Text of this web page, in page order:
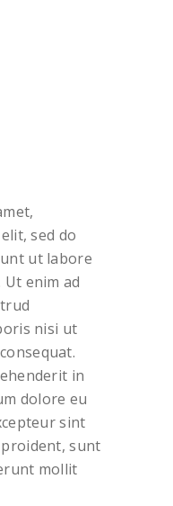
sed do
ut labore
enim ad
nisi ut
in
dolore eu
sint
sunt
mollit